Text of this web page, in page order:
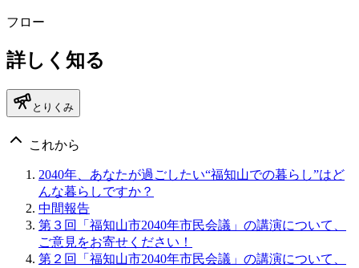
フロー
詳しく知る
とりくみ
これから
2040年、あなたが過ごしたい“福知山での暮らし”はど
んな暮らしですか？
中間報告
第３回「福知山市2040年市民会議」の講演について、
ご意見をお寄せください！
第２回「福知山市2040年市民会議」の講演について、